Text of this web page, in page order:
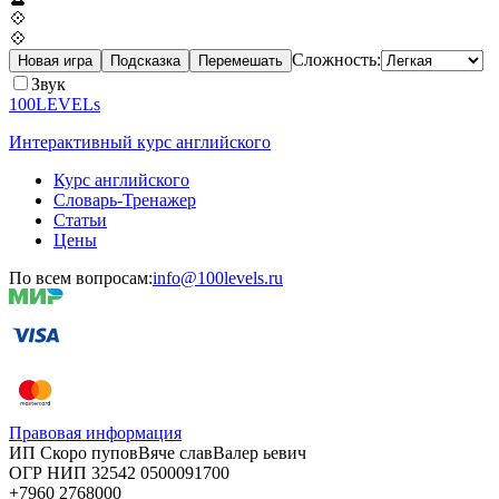
💠
💠
Новая игра Подсказка Перемешать Сложность:
Звук
100LEVELs
Интерактивный курс английского
Курс английского
Словарь-Тренажер
Статьи
Цены
По всем вопросам:info@100levels.ru
Правовая информация
ИП Скоро пуповВяче славВалер ьевич
ОГР НИП 32542 0500091700
+7960 2768000